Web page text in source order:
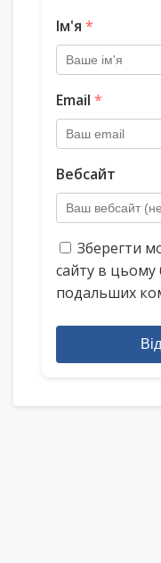
Ім'я *
Email *
Вебсайт
Зберегти
сайту в цьому
подальших